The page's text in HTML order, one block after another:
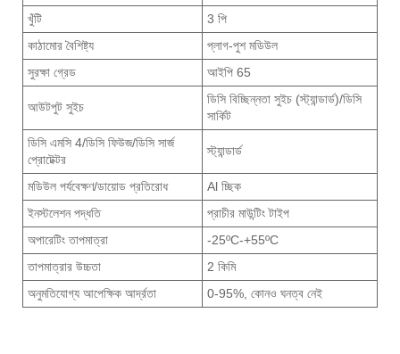
খুঁটি
3 পি
কাঠামোর বৈশিষ্ট্য
প্লাগ-পুশ মডিউল
সুরক্ষা গ্রেড
আইপি 65
আউটপুট সুইচ
ডিসি বিচ্ছিন্নতা সুইচ (স্ট্যান্ডার্ড)/ডিসি
সার্কিট
ডিসি এমসি 4/ডিসি ফিউজ/ডিসি সার্জ
প্রোটেক্টর
স্ট্যান্ডার্ড
মডিউল পর্যবেক্ষণ/ডায়োড প্রতিরোধ
Al চ্ছিক
ইনস্টলেশন পদ্ধতি
প্রাচীর মাউন্টিং টাইপ
অপারেটিং তাপমাত্রা
-25ºC-+55ºC
তাপমাত্রার উচ্চতা
2 কিমি
অনুমতিযোগ্য আপেক্ষিক আর্দ্রতা
0-95%, কোনও ঘনত্ব নেই